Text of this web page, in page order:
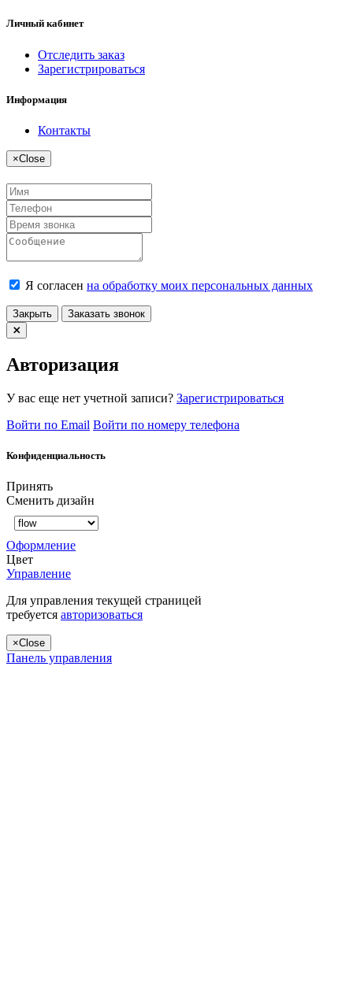
Личный кабинет
Отследить заказ
Зарегистрироваться
Информация
Контакты
×Close
Я согласен на обработку моих персональных данных
Закрыть Заказать звонок
Авторизация
У вас еще нет учетной записи? Зарегистрироваться
Войти по Email Войти по номеру телефона
Конфиденциальность
Принять
Сменить дизайн
Оформление
Цвет
Управление
Для управления текущей страницей
требуется авторизоваться
×Close
Панель управления